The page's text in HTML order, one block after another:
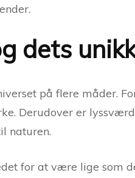
dets
på flere måder.
Derudover er
naturen.
for at være lige som